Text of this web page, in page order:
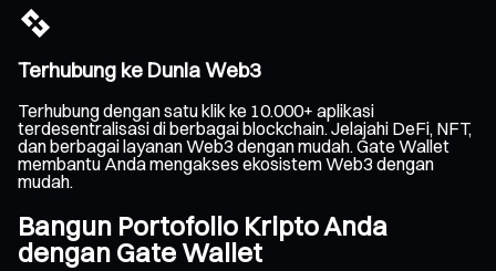
Terhubung ke Dunia Web3
Terhubung dengan satu klik ke 10.000+ aplikasi
terdesentralisasi di berbagai blockchain. Jelajahi DeFi, NFT,
dan berbagai layanan Web3 dengan mudah. Gate Wallet
membantu Anda mengakses ekosistem Web3 dengan
mudah.
Bangun Portofolio Kripto Anda
dengan Gate Wallet